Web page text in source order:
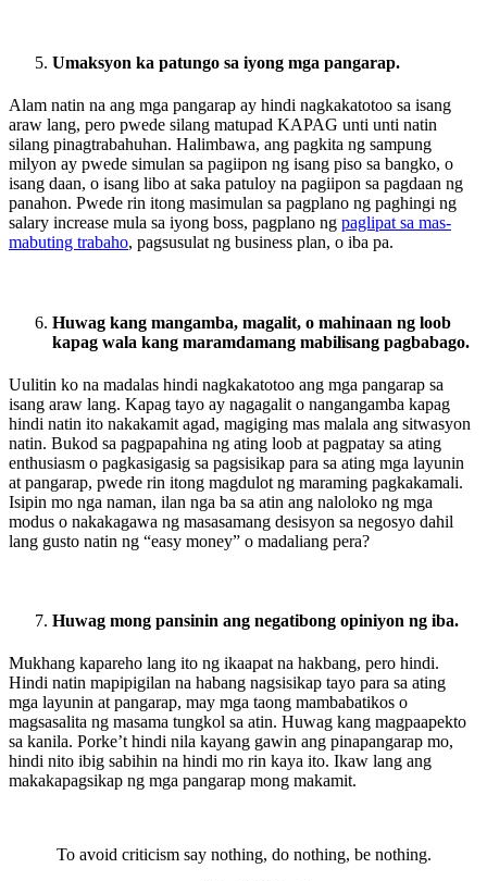
Umaksyon ka patungo sa iyong mga pangarap.
Alam natin na ang mga pangarap ay hindi nagkakatotoo sa isang
araw lang, pero pwede silang matupad KAPAG unti unti natin
silang pinagtrabahuhan. Halimbawa, ang pagkita ng sampung
milyon ay pwede simulan sa pagiipon ng isang piso sa bangko, o
isang daan, o isang libo at saka patuloy na pagiipon sa pagdaan ng
panahon. Pwede rin itong masimulan sa pagplano ng paghingi ng
salary increase mula sa iyong boss, pagplano ng paglipat sa mas-
mabuting trabaho, pagsusulat ng business plan, o iba pa.
Huwag kang mangamba, magalit, o mahinaan ng loob
kapag wala kang maramdamang mabilisang pagbabago.
Uulitin ko na madalas hindi nagkakatotoo ang mga pangarap sa
isang araw lang. Kapag tayo ay nagagalit o nangangamba kapag
hindi natin ito nakakamit agad, magiging mas malala ang sitwasyon
natin. Bukod sa pagpapahina ng ating loob at pagpatay sa ating
enthusiasm o pagkasigasig sa pagsisikap para sa ating mga layunin
at pangarap, pwede rin itong magdulot ng maraming pagkakamali.
Isipin mo nga naman, ilan nga ba sa atin ang naloloko ng mga
modus o nakakagawa ng masasamang desisyon sa negosyo dahil
lang gusto natin ng “easy money” o madaliang pera?
Huwag mong pansinin ang negatibong opiniyon ng iba.
Mukhang kapareho lang ito ng ikaapat na hakbang, pero hindi.
Hindi natin mapipigilan na habang nagsisikap tayo para sa ating
mga layunin at pangarap, may mga taong mambabatikos o
magsasalita ng masama tungkol sa atin. Huwag kang magpaapekto
sa kanila. Porke’t hindi nila kayang gawin ang pinapangarap mo,
hindi nito ibig sabihin na hindi mo rin kaya ito. Ikaw lang ang
makakapagsikap ng mga pangarap mong makamit.
To avoid criticism say nothing, do nothing, be nothing.